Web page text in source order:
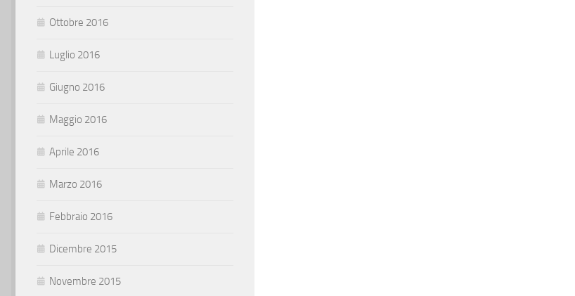
Ottobre 2016
Luglio 2016
Giugno 2016
Maggio 2016
Aprile 2016
Marzo 2016
Febbraio 2016
Dicembre 2015
Novembre 2015